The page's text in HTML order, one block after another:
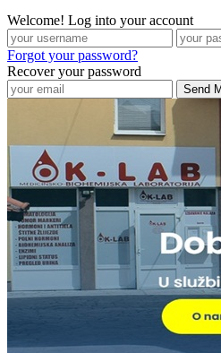
Welcome! Log into your account
Forgot your password?
Recover your password